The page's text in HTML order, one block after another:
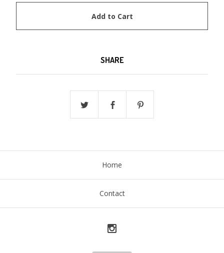
Add to Cart
SHARE
Home
Contact